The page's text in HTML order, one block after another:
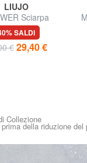
LIUJO
Sciarpa
SALDI
€ 29,40 €
Collezione
della riduzione del